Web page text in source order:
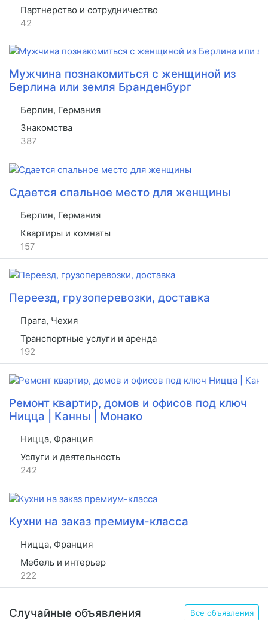
Партнерство и сотрудничество
42
Мужчина познакомиться с женщиной из
Берлина или земля Бранденбург
Берлин, Германия
Знакомства
387
Сдается спальное место для женщины
Берлин, Германия
Квартиры и комнаты
157
Переезд, грузоперевозки, доставка
Прага, Чехия
Транспортные услуги и аренда
192
Ремонт квартир, домов и офисов под ключ
Ницца | Канны | Монако
Ницца, Франция
Услуги и деятельность
242
Кухни на заказ премиум-класса
Ницца, Франция
Мебель и интерьер
222
Случайные объявления Все объявления